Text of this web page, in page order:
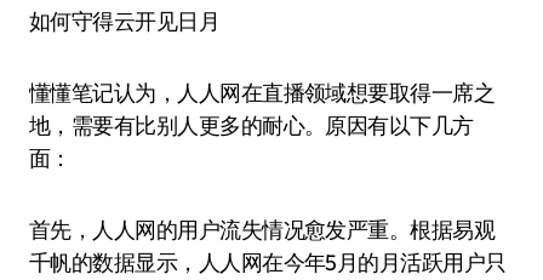
如何守得云开见日月
懂懂笔记认为，人人网在直播领域想要取得一席之
地，需要有比别人更多的耐心。原因有以下几方
面：
首先，人人网的用户流失情况愈发严重。根据易观
千帆的数据显示，人人网在今年5月的月活跃用户只